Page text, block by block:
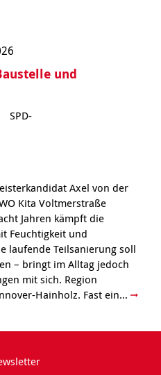
und
SPD-
Axel von der
Kita Voltmerstraße
Jahren kämpft die
Feuchtigkeit und
laufende Teilsanierung soll
– bringt im Alltag jedoch
mit sich. Region
Hainholz. Fast ein...